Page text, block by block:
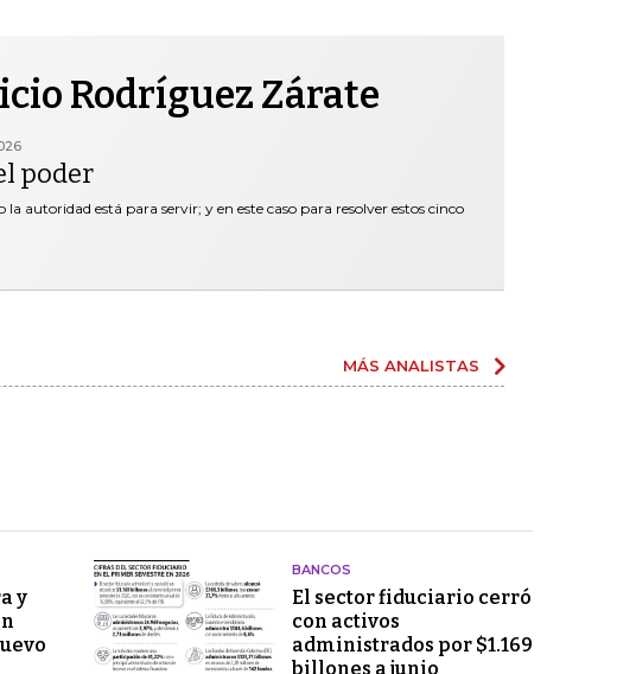
Rodríguez Zárate
poder
autoridad está para servir; y en este caso para resolver estos cinco
MÁS ANALISTAS
y
BANCOS
El sector fiduciario cerró
con activos
administrados por $1.169
billones a junio